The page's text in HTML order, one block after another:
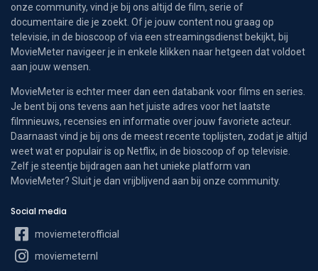
onze community, vind je bij ons altijd de film, serie of
documentaire die je zoekt. Of je jouw content nou graag op
televisie, in de bioscoop of via een streamingsdienst bekijkt, bij
MovieMeter navigeer je in enkele klikken naar hetgeen dat voldoet
aan jouw wensen.
MovieMeter is echter meer dan een databank voor films en series.
Je bent bij ons tevens aan het juiste adres voor het laatste
filmnieuws, recensies en informatie over jouw favoriete acteur.
Daarnaast vind je bij ons de meest recente toplijsten, zodat je altijd
weet wat er populair is op Netflix, in de bioscoop of op televisie.
Zelf je steentje bijdragen aan het unieke platform van
MovieMeter? Sluit je dan vrijblijvend aan bij onze community.
Social media
moviemeterofficial
moviemeternl